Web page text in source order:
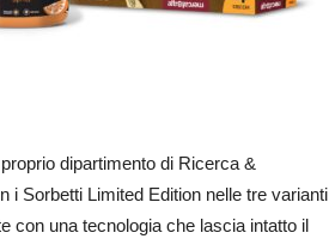
dipartimento di Ricerca &
i Sorbetti Limited Edition nelle tre varianti
con una tecnologia che lascia intatto il